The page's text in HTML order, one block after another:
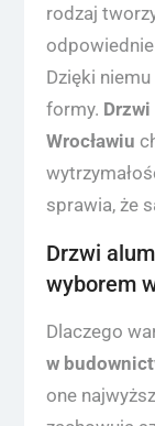
rodzaj
Dzięki
formy. Drzwi
Wrocławiu
sprawia, że
Drzwi
wyborem
Dlaczego
w
one